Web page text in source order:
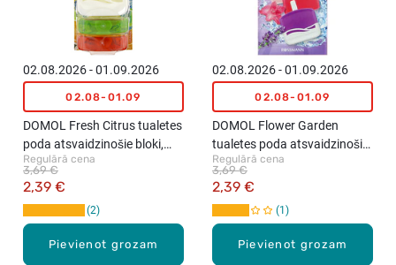
Pievienot grozam
02.08.2026 - 01.09.2026
02.08-01.09
DOMOL Fresh Citrus tualetes
poda atsvaidzinošie bloki,
3x55ml
Regulārā cena
2,39 €
3,69 €
2
Pievienot grozam
02.08.2026 - 01.09.2026
02.08-01.09
DOMOL Flower Garden
tualetes poda atsvaidzinošie
bloki, 3x55ml
Regulārā cena
2,39 €
3,69 €
1